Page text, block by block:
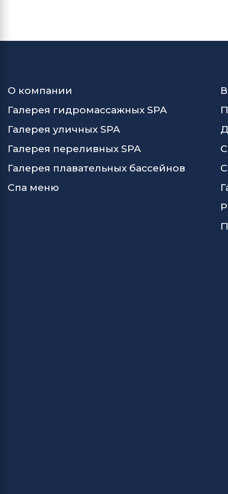
О компании
Галерея гидромассажных SPA
Галерея уличных SPA
Галерея переливных SPA
Галерея плавательных бассейнов
Спа меню